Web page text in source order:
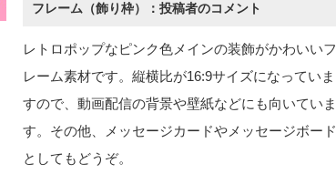
フレーム（飾り枠）：投稿者のコメント
レトロポップなピンク色メインの装飾がかわいいフ
レーム素材です。縦横比が16:9サイズになっていま
すので、動画配信の背景や壁紙などにも向いていま
す。その他、メッセージカードやメッセージボード
としてもどうぞ。